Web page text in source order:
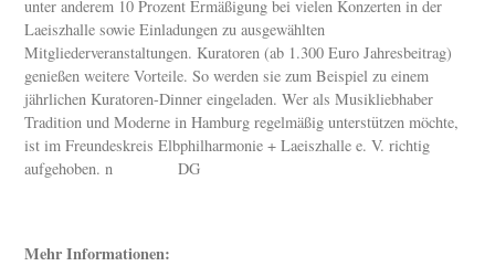
unter anderem 10 Prozent Ermäßigung bei vielen Konzerten in der
Laeiszhalle sowie Einladungen zu ausgewählten
Mitgliederveranstaltungen. Kuratoren (ab 1.300 Euro Jahresbeitrag)
genießen weitere Vorteile. So werden sie zum Beispiel zu einem
jährlichen Kuratoren-Dinner eingeladen. Wer als Musikliebhaber
Tradition und Moderne in Hamburg regelmäßig unterstützen möchte,
ist im Freundeskreis Elbphilharmonie + Laeiszhalle e. V. richtig
aufgehoben. n DG
Mehr Informationen: